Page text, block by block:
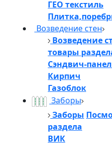
ГЕО текстиль
Возведение стен
Возведение
товары
Сэндвич-
Кирпич
Газоблок
Заборы
Заборы
раздела
ВИК